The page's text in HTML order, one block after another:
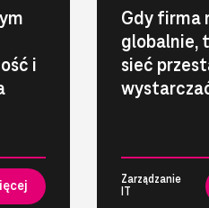
i
Gdy firma
globalnie,
sieć
Zarządzanie